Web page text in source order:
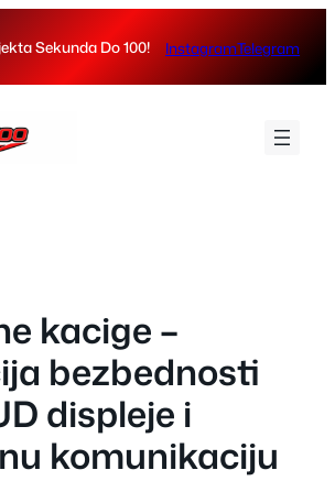
Sekunda Do 100! InstagramTelegram
kacige –
bezbednosti
displeje i
komunikaciju